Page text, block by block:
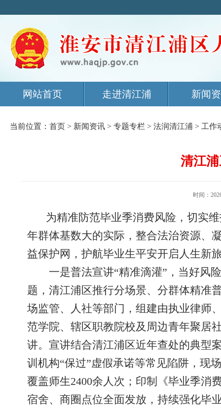
网站首页 走进清江浦 新闻
当前位置： 首页 > 新闻资讯 > 专题专栏 > 法润清江浦 > 工作
清江
时间：
为精准防范毕业季消费风险，切实
年群体基数大的实际，整合法治资源、
益保护网，护航毕业生平安开启人生新
一是普法宣讲“精准滴灌”，当好风
题，清江浦区推行分场景、分群体精准
场监管、人社等部门，组建由执业律师
范学院、辖区职教院校及周边青年聚居
讲。宣讲结合清江浦区近年查处的典型
训机构“保过”虚假承诺等常见陷阱，现
覆盖师生2400余人次；印制《毕业季消
宿舍、商圈点位全面发放，持续强化毕